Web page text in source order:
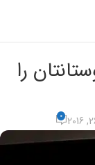
را
0